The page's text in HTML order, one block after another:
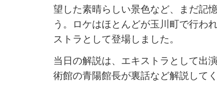
望した素晴らしい景色など、まだ記
う。ロケはほとんどが玉川町で行わ
ストラとして登場しました。
当日の解説は、エキストラとして出
術館の青陽館長が裏話など解説して